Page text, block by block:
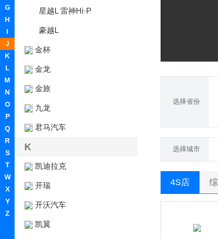
G
H
I
J
K
L
M
N
O
P
Q
R
S
T
W
X
Y
Z
星越L 雷神Hi·P
豪越L
金杯
金龙
金旅
九龙
君马汽车
K
凯迪拉克
开瑞
开沃汽车
凯翼
选择省份
选择城市
4S店